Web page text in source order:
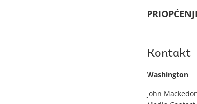
Kontakt
Washington
John Mackedon